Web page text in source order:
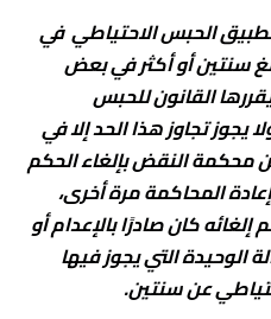
الحبس الاحتياطي في
سنتين أو أكثر في بعض
القانون للحبس
تجاوز هذا الحد إلا في
محكمة النقض بإلغاء الحكم
المحاكمة مرة أخرى،
كان صادرًا بالإعدام أو
الوحيدة التي يجوز فيها
عن سنتين.